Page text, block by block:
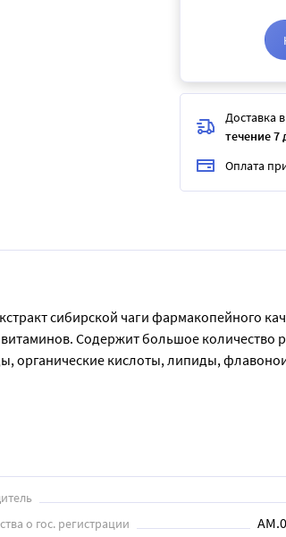
Доставка в
течение 7
Оплата
сибирской чаги фармакопейного
Содержит большое количество
органические кислоты, липиды,
системы, облегчению состояния
о гос. регистрации